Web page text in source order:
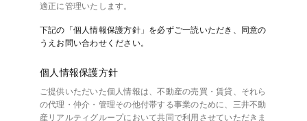
適正に管理いたします。
下記の「個人情報保護方針」を必ずご一読いただき、同意の
うえお問い合わせください。
個人情報保護方針
ご提供いただいた個人情報は、不動産の売買・賃貸、それら
の代理・仲介・管理その他付帯する事業のために、三井不動
産リアルティグループにおいて共同で利用させていただきま